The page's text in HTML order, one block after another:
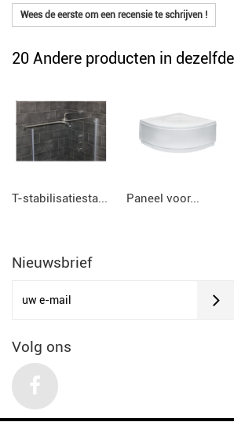
Wees de eerste om een recensie te schrijven !
20 Andere producten in
T-stabilisatiesta... Paneel voor...
Nieuwsbrief
Volg ons